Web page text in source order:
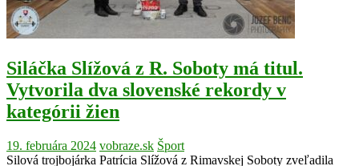
Siláčka Slížová z R. Soboty má titul.
Vytvorila dva slovenské rekordy v
kategórii žien
19. februára 2024 vobraze.sk Šport
Silová trojbojárka Patrícia Slížová z Rimavskej Soboty zveľadila